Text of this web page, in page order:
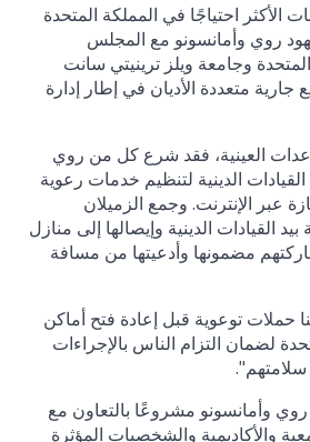
الأكثر احتياجًا في المملكة المتحدة
روي وأمانسونو مع المجلس
وجامعة ويلز ترينيتي سانت
جارية متعددة الأديان في إطار إدارة
العينية، فقد شرع كل من روي
الدينية لتنظيم خدمات رعوية
عبر الإنترنت. وجمع الزميلان
بيد القيادات الدينية وإيصالها إلى منازل
مضمونها وأدعيتها من مسافة
توعوية قبل إعادة فتح أماكن
لضمان التزام الناس بالإجراءات
سلامتهم".
روي وأمانسونو مشروعًا بالتعاون مع
والأكاديمية والشخصيات المؤثرة